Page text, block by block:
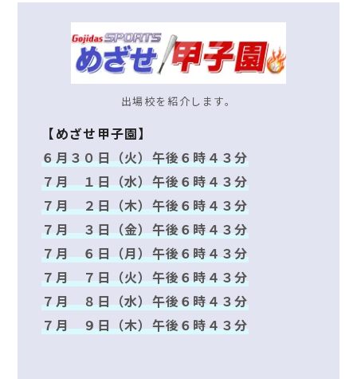
出場校を紹介します。
【めざせ甲子園】
６月３０日（火）午後６時４３分
７月 １日（水）午後６時４３分
７月 ２日（木）午後６時４３分
７月 ３日（金）午後６時４３分
７月 ６日（月）午後６時４３分
７月 ７日（火）午後６時４３分
７月 ８日（水）午後６時４３分
７月 ９日（木）午後６時４３分